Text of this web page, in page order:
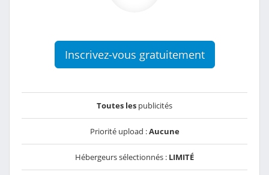
Inscrivez-vous gratuitement
Toutes les publicités
Priorité upload :Aucune
Hébergeurs sélectionnés : LIMITÉ